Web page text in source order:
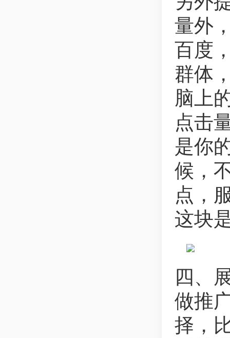
量外
百度
群体
脑上
点击
是你
候，
点，
这块
四、
做推
择，